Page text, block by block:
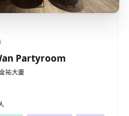
Partyroom
祐大廈